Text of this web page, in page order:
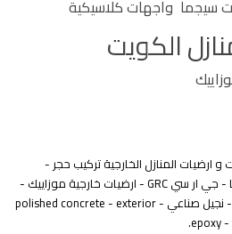
سيجما واجهات كلاسيكية
الكويت
المنازل الخارجية تركيب حجر -
موزاييك خارجي - واجهات سيجما - جي ار سي GRC - ارضيات خارجية موزاييك -
بلاط متداخل ، انترلوك - ايبوكسي - نجيل صناعي - polished concrete - exterior
epoxy